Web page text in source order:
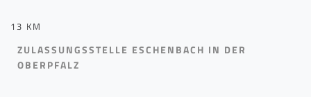
13 KM
ZULASSUNGSSTELLE ESCHENBACH IN DER
OBERPFALZ